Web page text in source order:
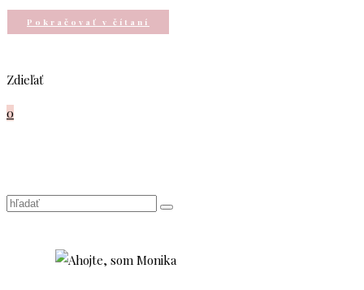
Pokračovať v čítaní
Zdieľať
0